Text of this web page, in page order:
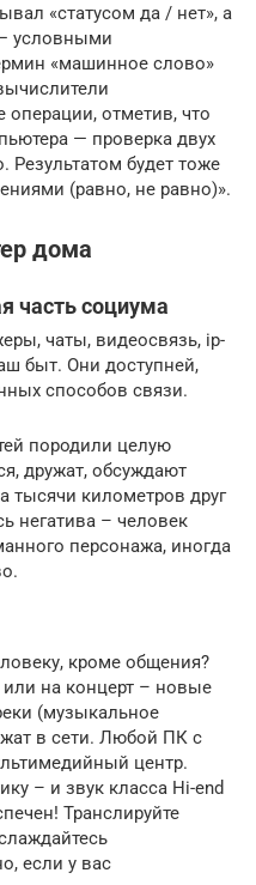
«статусом да / нет», а
условными
«машинное слово»
операции, отметив, что
— проверка двух
Результатом будет тоже
(равно, не равно)».
дома
часть социума
чаты, видеосвязь, ip-
быт. Они доступней,
способов связи.
породили целую
дружат, обсуждают
тысячи километров друг
негатива – человек
персонажа, иногда
кроме общения?
или на концерт – новые
(музыкальное
в сети. Любой ПК с
центр.
– и звук класса Hi-end
Транслируйте
если у вас